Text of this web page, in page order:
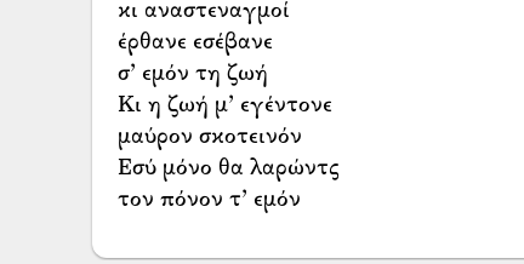
κι αναστεναγμοί
έρθανε εσέβανε
σ’ εμόν τη ζωή
Κι η ζωή μ’ εγέντονε
μαύρον σκοτεινόν
Εσύ μόνο θα λαρώντς
τον πόνον τ’ εμόν